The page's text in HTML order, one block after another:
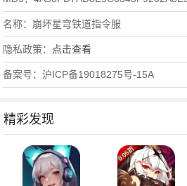
名称：崩坏星穹铁道指令服
隐私政策： 点击查看
备案号：沪ICP备19018275号-15A
精彩发现